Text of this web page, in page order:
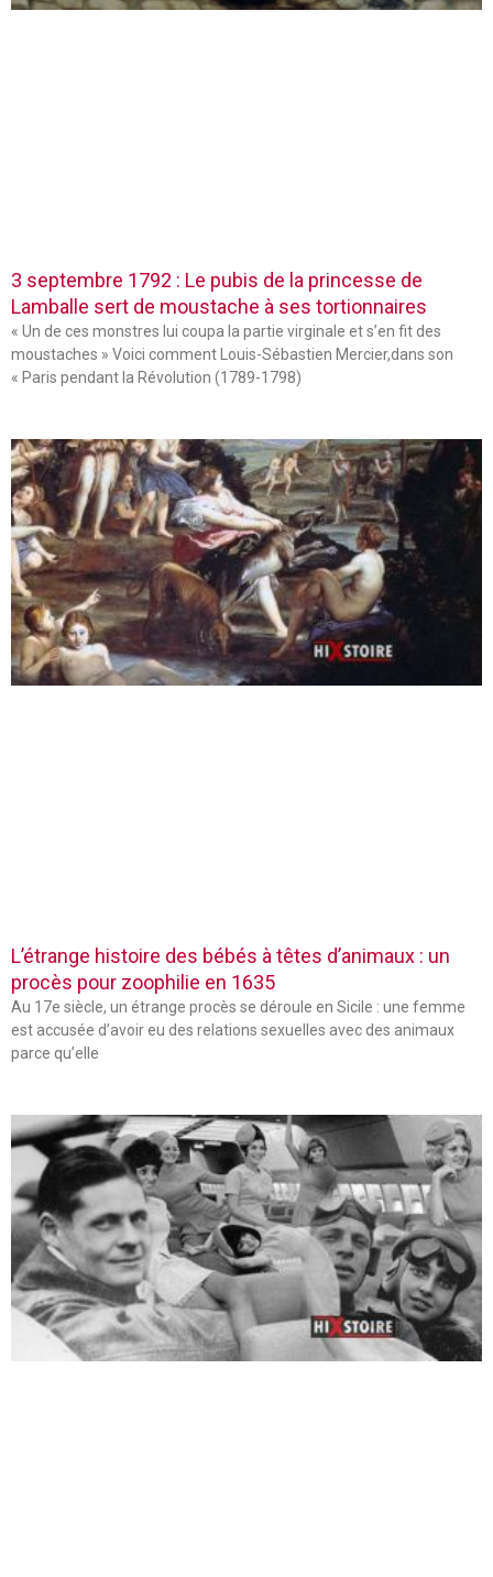
3 septembre 1792 : Le pubis de la princesse de
Lamballe sert de moustache à ses tortionnaires
« Un de ces monstres lui coupa la partie virginale et s’en fit des
moustaches » Voici comment Louis-Sébastien Mercier,dans son
« Paris pendant la Révolution (1789-1798)
L’étrange histoire des bébés à têtes d’animaux : un
procès pour zoophilie en 1635
Au 17e siècle, un étrange procès se déroule en Sicile : une femme
est accusée d’avoir eu des relations sexuelles avec des animaux
parce qu’elle